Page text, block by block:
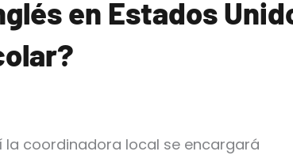
en Estados
la coordinadora local se encargará